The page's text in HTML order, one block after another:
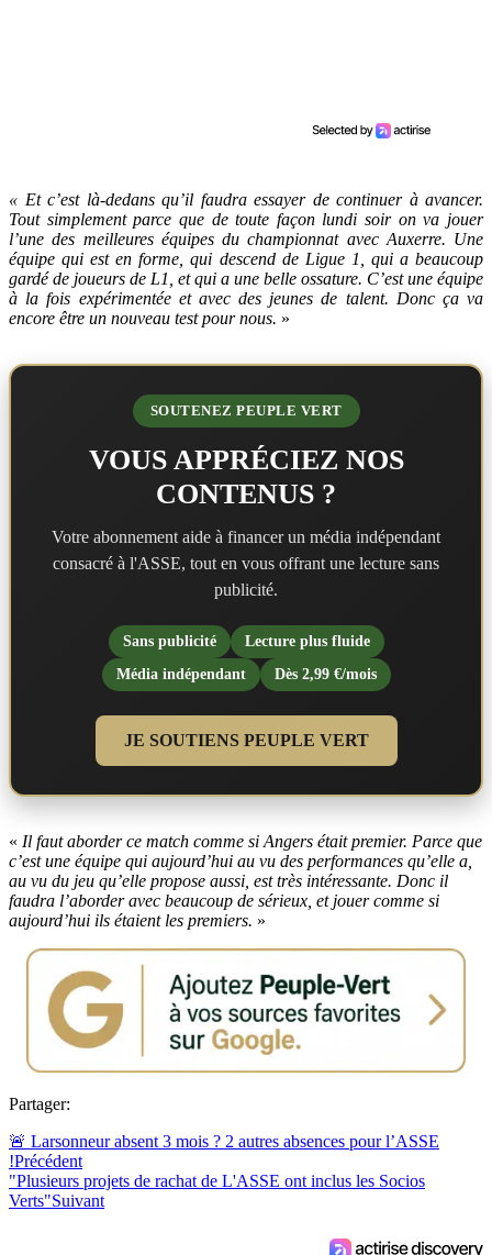
« Et c’est là-dedans qu’il faudra essayer de continuer à avancer.
Tout simplement parce que de toute façon lundi soir on va jouer
l’une des meilleures équipes du championnat avec Auxerre. Une
équipe qui est en forme, qui descend de Ligue 1, qui a beaucoup
gardé de joueurs de L1, et qui a une belle ossature. C’est une équipe
à la fois expérimentée et avec des jeunes de talent. Donc ça va
encore être un nouveau test pour nous. »
SOUTENEZ PEUPLE VERT
VOUS APPRÉCIEZ NOS
CONTENUS ?
Votre abonnement aide à financer un média indépendant
consacré à l'ASSE, tout en vous offrant une lecture sans
publicité.
Sans publicité
Lecture plus fluide
Média indépendant
Dès 2,99 €/mois
JE SOUTIENS PEUPLE VERT
« Il faut aborder ce match comme si Angers était premier. Parce que
c’est une équipe qui aujourd’hui au vu des performances qu’elle a,
au vu du jeu qu’elle propose aussi, est très intéressante. Donc il
faudra l’aborder avec beaucoup de sérieux, et jouer comme si
aujourd’hui ils étaient les premiers. »
Partager:
🚨 Larsonneur absent 3 mois ? 2 autres absences pour l’ASSE
!Précédent
"Plusieurs projets de rachat de L'ASSE ont inclus les Socios
Verts"Suivant